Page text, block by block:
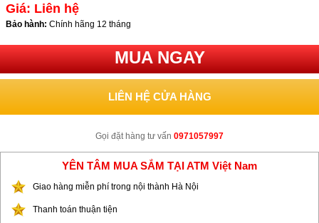
Giá: Liên hệ
Bảo hành: Chính hãng 12 tháng
MUA NGAY
LIÊN HỆ CỬA HÀNG
Gọi đặt hàng tư vấn 0971057997
YÊN TÂM MUA SẮM TẠI ATM Việt Nam
Giao hàng miễn phí trong nội thành Hà Nội
Thanh toán thuận tiện